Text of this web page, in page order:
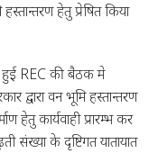
हेतु प्रेषित किया
हुई REC की बैठक मे
द्वारा वन भूमि हस्तान्तरण
हेतु कार्यवाही प्रारम्भ कर
संख्या के दृष्टिगत यातायात